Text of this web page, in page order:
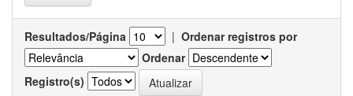
Resultados/Página | Ordenar registros por
Ordenar
Registro(s)